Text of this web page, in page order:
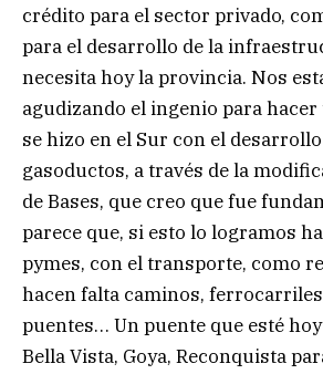
crédito para el sector privado,
para el desarrollo de la
necesita hoy la provincia. Nos
agudizando el ingenio para
se hizo en el Sur con el
gasoductos, a través de la
de Bases, que creo que fue
parece que, si esto lo logramos
pymes, con el transporte, como
hacen falta caminos,
puentes… Un puente que esté
Bella Vista, Goya, Reconquista